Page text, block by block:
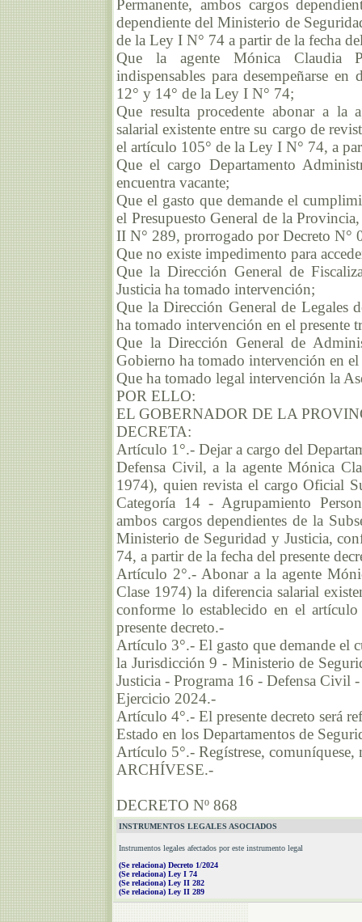
Permanente, ambos cargos
dependiente del Ministerio de
de la Ley I N° 74 a partir de la fecha
Que la agente Mónica Claudia
indispensables para desempeñarse
12° y 14° de la Ley I N° 74;
Que resulta procedente abonar a la
salarial existente entre su cargo de
el artículo 105° de la Ley I N° 74, a
Que el cargo Departamento
encuentra vacante;
Que el gasto que demande el
el Presupuesto General de la
II N° 289, prorrogado por Decreto N°
Que no existe impedimento para
Que la Dirección General de
Justicia ha tomado intervención;
Que la Dirección General de Legales
ha tomado intervención en el presente
Que la Dirección General de
Gobierno ha tomado intervención en el
Que ha tomado legal intervención la
POR ELLO:
EL GOBERNADOR DE LA
DECRETA:
Artículo 1°.- Dejar a cargo del
Defensa Civil, a la agente Mónica
1974), quien revista el cargo Oficial
Categoría 14 - Agrupamiento
ambos cargos dependientes de la
Ministerio de Seguridad y Justicia,
74, a partir de la fecha del presente
Artículo 2°.- Abonar a la agente
Clase 1974) la diferencia salarial
conforme lo establecido en el
presente decreto.-
Artículo 3°.- El gasto que demande el
la Jurisdicción 9 - Ministerio de
Justicia - Programa 16 - Defensa Civil
Ejercicio 2024.-
Artículo 4°.- El presente decreto será
Estado en los Departamentos de
Artículo 5°.- Regístrese,
ARCHÍVESE.-
DECRETO Nº 868
INSTRUMENTOS LEGALES ASOCIADOS
Instrumentos legales afectados por este instrumento legal
(Se relaciona) Decreto 1/2024
(Se relaciona) Ley I 74
(Se relaciona) Ley II 282
(Se relaciona) Ley II 289